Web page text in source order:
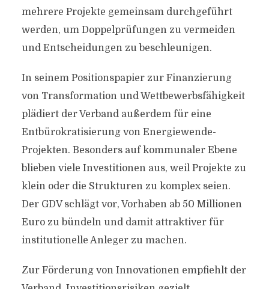
mehrere Projekte gemeinsam durchgeführt
werden, um Doppelprüfungen zu vermeiden
und Entscheidungen zu beschleunigen.
In seinem Positionspapier zur Finanzierung
von Transformation und Wettbewerbsfähigkeit
plädiert der Verband außerdem für eine
Entbürokratisierung von Energiewende-
Projekten. Besonders auf kommunaler Ebene
blieben viele Investitionen aus, weil Projekte zu
klein oder die Strukturen zu komplex seien.
Der GDV schlägt vor, Vorhaben ab 50 Millionen
Euro zu bündeln und damit attraktiver für
institutionelle Anleger zu machen.
Zur Förderung von Innovationen empfiehlt der